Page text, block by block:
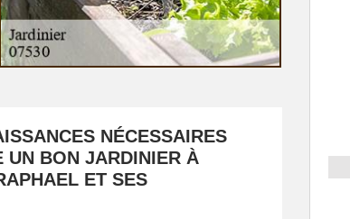
NÉCESSAIRES
UN BON JARDINIER À
ET SES